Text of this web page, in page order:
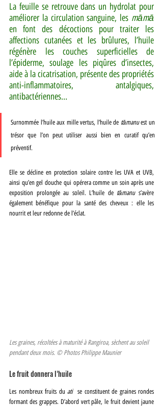
La feuille se retrouve dans un hydrolat pour
améliorer la circulation sanguine, les
en font des décoctions pour traiter les
affections cutanées et les brûlures, l’huile
régénère les couches superficielles de
l’épiderme, soulage les piqûres d’insectes,
aide à la cicatrisation, présente des propriétés
anti-inflammatoires, antalgiques,
antibactériennes…
Surnommée l’huile aux mille vertus, l’huile de tāmanu est un
trésor que l’on peut utiliser aussi bien en curatif qu’en
préventif.
Elle se décline en protection solaire contre les UVA et UVB,
ainsi qu’en gel douche qui opérera comme un soin après une
exposition prolongée au soleil. L’huile de tāmanu s’avère
également bénéfique pour la santé des cheveux : elle les
nourrit et leur redonne de l’éclat.
Les graines, récoltées à maturité à Rangiroa, sèchent au soleil
pendant deux mois. © Photos Philippe Maunier
Le fruit donnera l’huile
Les nombreux fruits du ati
  se constituent de graines rondes
formant des grappes. D’abord vert pâle, le fruit devient jaune